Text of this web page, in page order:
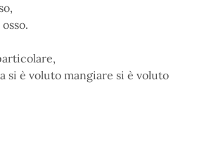
si è voluto mangiare si è voluto